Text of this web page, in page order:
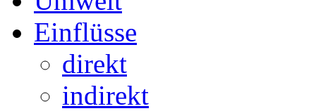
Einflüsse
direkt
indirekt